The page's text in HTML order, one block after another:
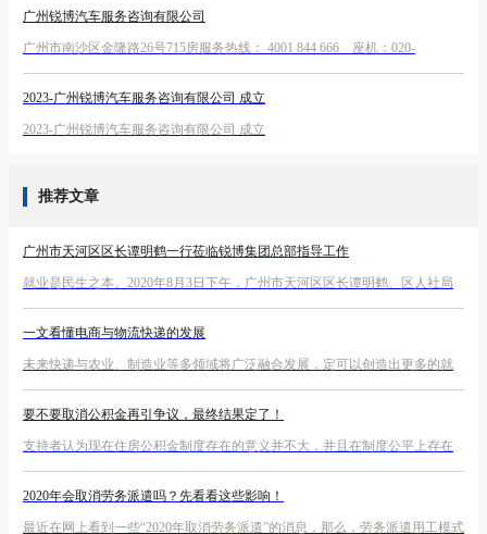
广州锐博汽车服务咨询有限公司
广州市南沙区金隆路26号715房服务热线： 4001 844 666 座机：020-
87588473网站：www.nnngu.com
2023-广州锐博汽车服务咨询有限公司 成立
2023-广州锐博汽车服务咨询有限公司 成立
推荐文章
广州市天河区区长谭明鹤一行莅临锐博集团总部指导工作
就业是民生之本。2020年8月3日下午，广州市天河区区长谭明鹤、区人社局
局长石泽润一行莅临锐博集团总部进行就业调研、指导工作，集团董事长姚
远、副总裁叶志亮、副总经理冯元曦等接待了调研小组，并举行了座谈会。
一文看懂电商与物流快递的发展
未来快递与农业、制造业等多领域将广泛融合发展，定可以创造出更多的就
业机会，为大众提供更多的自主就业、创业的机会和空间。
要不要取消公积金再引争议，最终结果定了！
支持者认为现在住房公积金制度存在的意义并不大，并且在制度公平上存在
问题，取消则可为企业减负。
2020年会取消劳务派遣吗？先看看这些影响！
最近在网上看到一些“2020年取消劳务派遣”的消息，那么，劳务派遣用工模式